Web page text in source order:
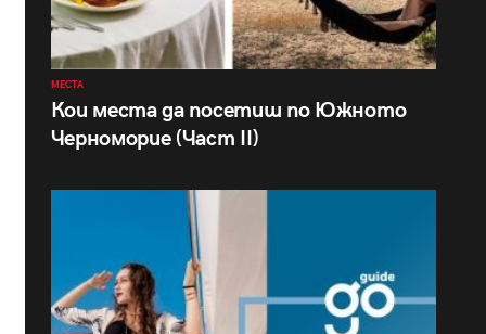
МЕСТА
Кои места да посетиш по Южното
Черноморие (Част II)